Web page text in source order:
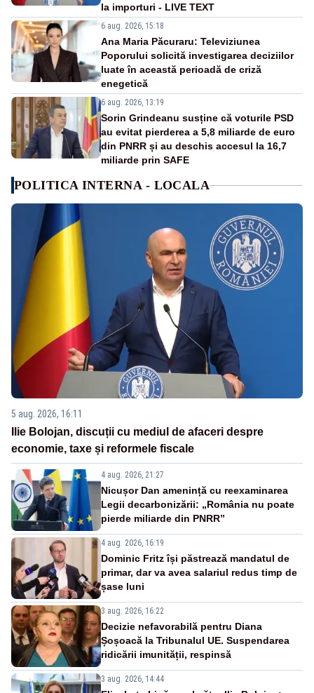
la importuri - LIVE TEXT
6 aug. 2026, 15:18
Ana Maria Păcuraru: Televiziunea
Poporului solicită investigarea deciziilor
luate în această perioadă de criză
enegetică
6 aug. 2026, 13:19
Sorin Grindeanu susține că voturile PSD
au evitat pierderea a 5,8 miliarde de euro
din PNRR și au deschis accesul la 16,7
miliarde prin SAFE
POLITICA INTERNA - LOCALA
5 aug. 2026, 16:11
Ilie Bolojan, discuții cu mediul de afaceri despre
economie, taxe și reformele fiscale
4 aug. 2026, 21:27
Nicușor Dan amenință cu reexaminarea
Legii decarbonizării: „România nu poate
pierde miliarde din PNRR”
4 aug. 2026, 16:19
Dominic Fritz își păstrează mandatul de
primar, dar va avea salariul redus timp de
șase luni
3 aug. 2026, 16:22
Decizie nefavorabilă pentru Diana
Șoșoacă la Tribunalul UE. Suspendarea
ridicării imunității, respinsă
3 aug. 2026, 14:44